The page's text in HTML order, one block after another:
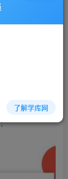
保存购买订单
了解学库网